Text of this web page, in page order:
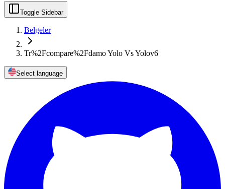
Toggle Sidebar
Belgeler
Tr%2Fcompare%2Fdamo Yolo Vs Yolov6
Select language